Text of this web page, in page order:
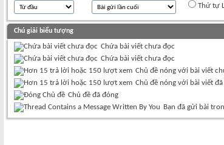
Thứ tự
Chú giải biểu tượng
Chứa bài viết chưa đọc
Chứa bài viết chưa đọc
Chủ đề nóng với bài viết
Chủ đề nóng với bài viết đã
Chủ đề đã đóng
Bạn đã gửi bài